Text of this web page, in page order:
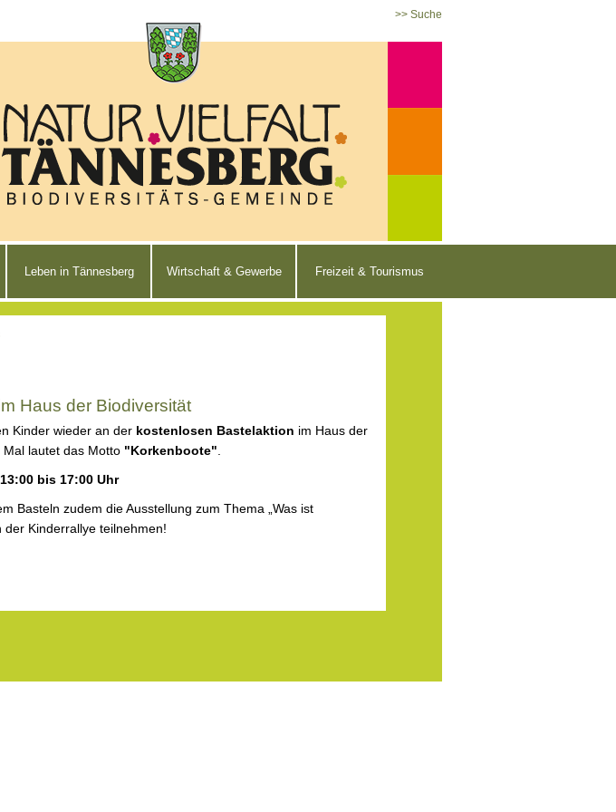
>> Suche
Leben in Tännesberg Wirtschaft & Gewerbe Freizeit & Tourismus
Haus der Biodiversität
Kinder wieder an der kostenlosen Bastelaktion im Haus der
lautet das Motto "Korkenboote"
bis 17:00 Uhr
Basteln zudem die Ausstellung zum Thema „Was ist
der Kinderrallye teilnehmen!